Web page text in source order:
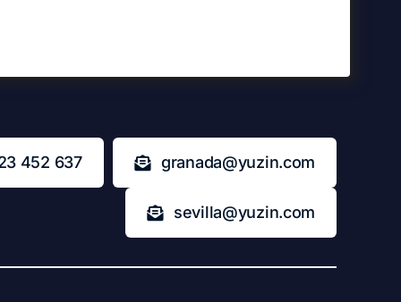
452 637 granada@yuzin.com
sevilla@yuzin.com